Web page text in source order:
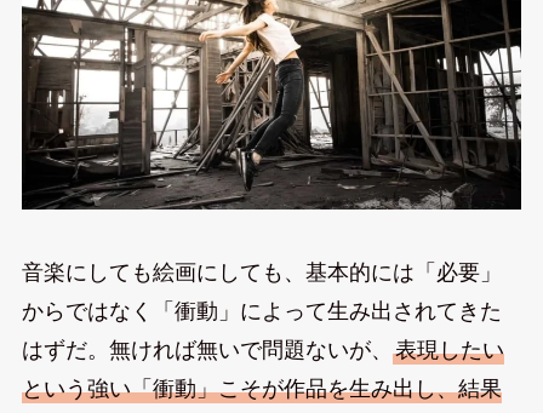
音楽にしても絵画にしても、基本的には「必要」
からではなく「衝動」によって生み出されてきた
はずだ。無ければ無いで問題ないが、 表現したい
という強い「衝動」こそが作品を生み出し、結果